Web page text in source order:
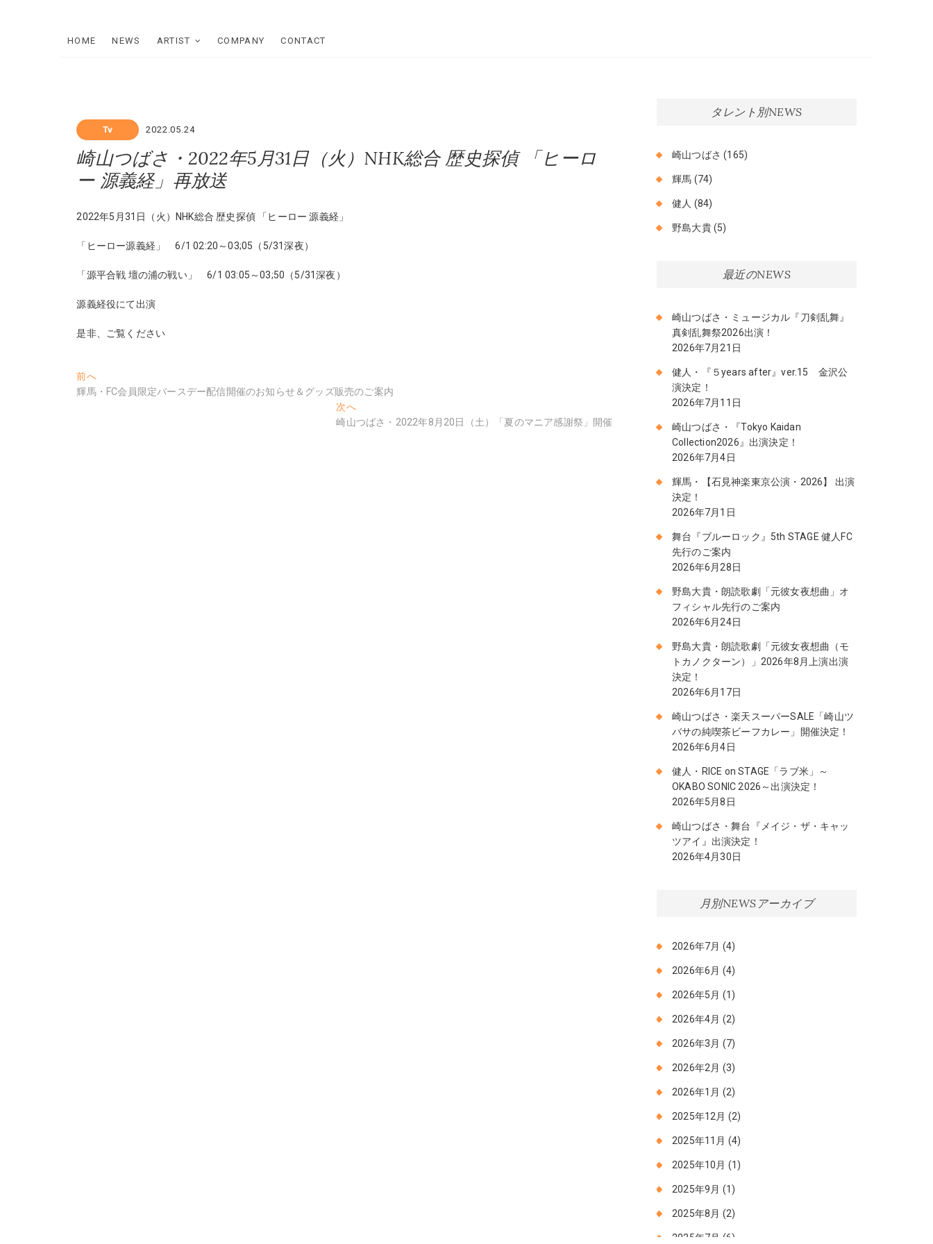
HOME NEWS ARTIST COMPANY CONTACT
Tv 2022.05.24
崎山つばさ・2022年5月31日（火）NHK総合 歴史探偵 「ヒーロ
ー 源義経」再放送
2022年5月31日（火）NHK総合 歴史探偵 「ヒーロー 源義経」
「ヒーロー源義経」 6/1 02:20～03;05（5/31深夜）
「源平合戦 壇の浦の戦い」 6/1 03:05～03;50（5/31深夜）
源義経役にて出演
是非、ご覧ください
投
稿
前へ過
去
輝馬・FC会員限定バースデー配信開催のお知らせ＆グッズ販売のご案内
次へ次
の
崎山つばさ・2022年8月20日（土）「夏のマニア感謝祭」開催
タレント別NEWS
崎山つばさ (165)
輝馬 (74)
健人 (84)
野島大貴(5)
最近のNEWS
崎山つばさ・ミュージカル『刀剣乱舞』
真剣乱舞祭2026出演！
2026年7月21日
健人・『５years after』ver.15 金沢公
演決定！
2026年7月11日
崎山つばさ・『Tokyo Kaidan
Collection2026』出演決定！
2026年7月4日
輝馬・【石見神楽東京公演・2026】 出演
決定！
2026年7月1日
舞台『ブルーロック』5th STAGE 健人FC
先行のご案内
2026年6月28日
野島大貴・朗読歌劇「元彼女夜想曲」オ
フィシャル先行のご案内
2026年6月24日
野島大貴・朗読歌劇「元彼女夜想曲（モ
トカノクターン）」2026年8月上演出演
決定！
2026年6月17日
崎山つばさ・楽天スーパーSALE「崎山ツ
バサの純喫茶ビーフカレー」開催決定！
2026年6月4日
健人・RICE on STAGE「ラブ米」～
OKABO SONIC 2026～出演決定！
2026年5月8日
崎山つばさ・舞台『メイジ・ザ・キャッ
ツアイ』出演決定！
2026年4月30日
月別NEWSアーカイブ
2026年7月 (4)
2026年6月 (4)
2026年5月 (1)
2026年4月 (2)
2026年3月 (7)
2026年2月 (3)
2026年1月 (2)
2025年12月 (2)
2025年11月 (4)
2025年10月 (1)
2025年9月 (1)
2025年8月 (2)
2025年7月 (6)